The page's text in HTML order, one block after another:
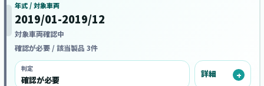
年式 / 対象車両
2019/01-2019/12
対象車両確認中
確認が必要 / 該当製品 3件
判定
確認が必要
詳細